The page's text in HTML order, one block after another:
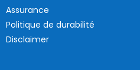
Assurance
Politique de durabilité
Disclaimer